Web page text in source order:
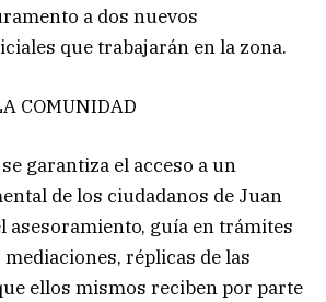
a dos nuevos
que trabajarán en la zona.
COMUNIDAD
garantiza el acceso a un
de los ciudadanos de Juan
asesoramiento, guía en trámites
réplicas de las
ellos mismos reciben por parte